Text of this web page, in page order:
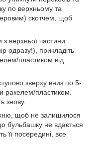
по верхньому та
скотчем, щоб
з верхньої частини
одразу!), прикладіть
пластиком від
зверху вниз по 5-
ракелем/пластиком.
знову.
щоб не залишилося
бульбашку не вдається
її посередині, все